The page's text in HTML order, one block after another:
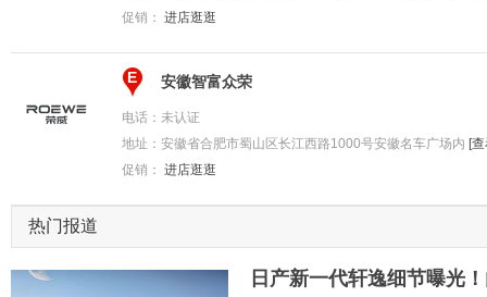
促销： 进店逛逛
E 安徽智富众荣
电话： 未认证
地址： 安徽省合肥市蜀山区长江西路1000号安徽名车广场内 [
促销： 进店逛逛
热门报道
日产新一代轩逸细节曝光